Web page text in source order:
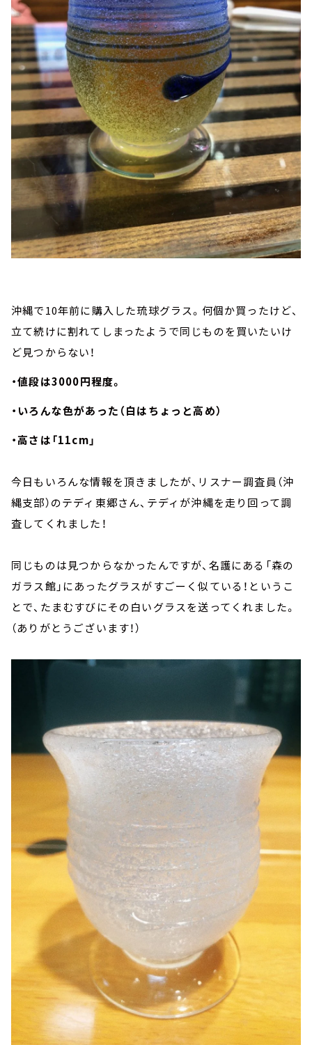
沖縄で10年前に購入した琉球グラス。何個か買ったけど、
立て続けに割れてしまったようで同じものを買いたいけ
ど見つからない！
・値段は3000円程度。
・いろんな色があった（白はちょっと高め）
・高さは「11cm」
今日もいろんな情報を頂きましたが、リスナー調査員（沖
縄支部）のテディ東郷さん、テディが沖縄を走り回って調
査してくれました！
同じものは見つからなかったんですが、名護にある「森の
ガラス館」にあったグラスがすごーく似ている！というこ
とで、たまむすびにその白いグラスを送ってくれました。
（ありがとうございます！）